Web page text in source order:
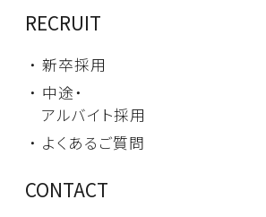
RECRUIT
・ 新卒採用
・ 中途・
アルバイト採用
・ よくあるご質問
CONTACT